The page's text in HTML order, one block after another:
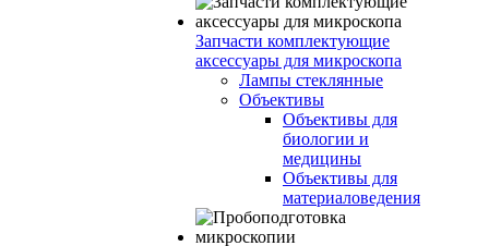
Запчасти комплектующие
аксессуары для микроскопа
Лампы стеклянные
Объективы
Объективы для
биологии и
медицины
Объективы для
материаловедения